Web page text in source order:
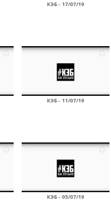
КЭБ - 17/07/19
КЭБ - 11/07/19
КЭБ - 05/07/19